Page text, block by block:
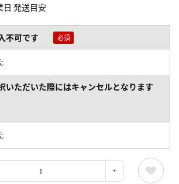
日 発送目安
不可です
いただいた際にはキャンセルとなります